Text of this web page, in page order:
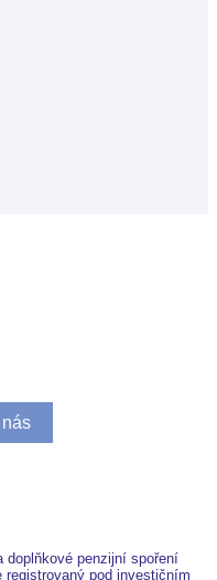
doplňkové penzijní spoření
pod investičním